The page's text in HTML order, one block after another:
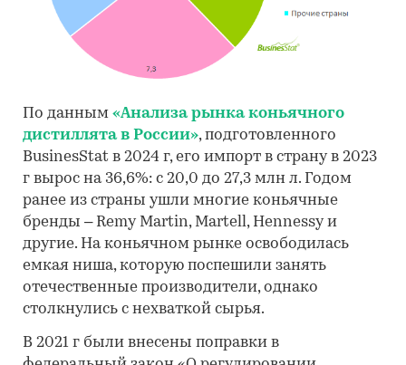
По данным «Анализа рынка коньячного
дистиллята в России», подготовленного
BusinesStat в 2024 г, его импорт в страну в 2023
г вырос на 36,6%: с 20,0 до 27,3 млн л. Годом
ранее из страны ушли многие коньячные
бренды – Remy Martin, Martell, Hennessy и
другие. На коньячном рынке освободилась
емкая ниша, которую поспешили занять
отечественные производители, однако
столкнулись с нехваткой сырья.
В 2021 г были внесены поправки в